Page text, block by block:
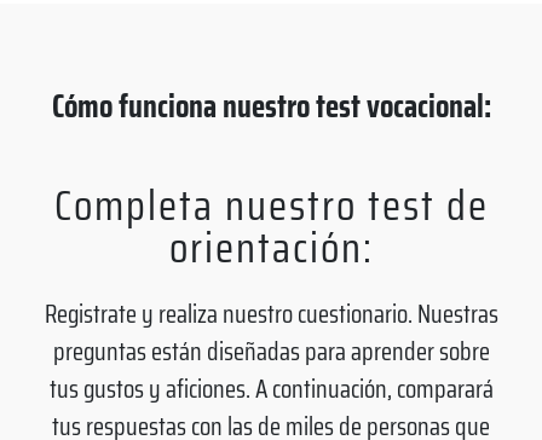
Cómo funciona nuestro test vocacional:
Completa nuestro test de
orientación:
Registrate y realiza nuestro cuestionario. Nuestras
preguntas están diseñadas para aprender sobre
tus gustos y aficiones. A continuación, comparará
tus respuestas con las de miles de personas que